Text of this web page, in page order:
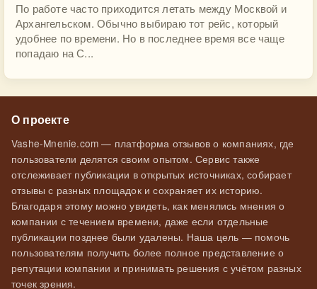
По работе часто приходится летать между Москвой и
Архангельском. Обычно выбираю тот рейс, который
удобнее по времени. Но в последнее время все чаще
попадаю на С...
О проекте
Vashe-Mnenie.com — платформа отзывов о компаниях, где
пользователи делятся своим опытом. Сервис также
отслеживает публикации в открытых источниках, собирает
отзывы с разных площадок и сохраняет их историю.
Благодаря этому можно увидеть, как менялись мнения о
компании с течением времени, даже если отдельные
публикации позднее были удалены. Наша цель — помочь
пользователям получить более полное представление о
репутации компании и принимать решения с учётом разных
точек зрения.